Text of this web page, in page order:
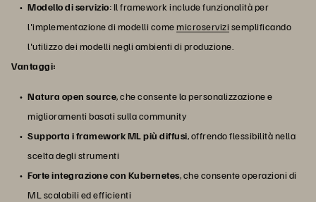
Modello di servizio: Il framework include funzionalità per
l'implementazione di modelli comemicroservizi semplificando
l'utilizzo dei modelli negli ambienti di produzione.
Vantaggi:
Natura open source, che consente la personalizzazione e
miglioramenti basati sulla community
Supporta i framework ML più diffusi, offrendo flessibilità nella
scelta degli strumenti
Forte integrazione con Kubernetes, che consente operazioni di
ML scalabili ed efficienti